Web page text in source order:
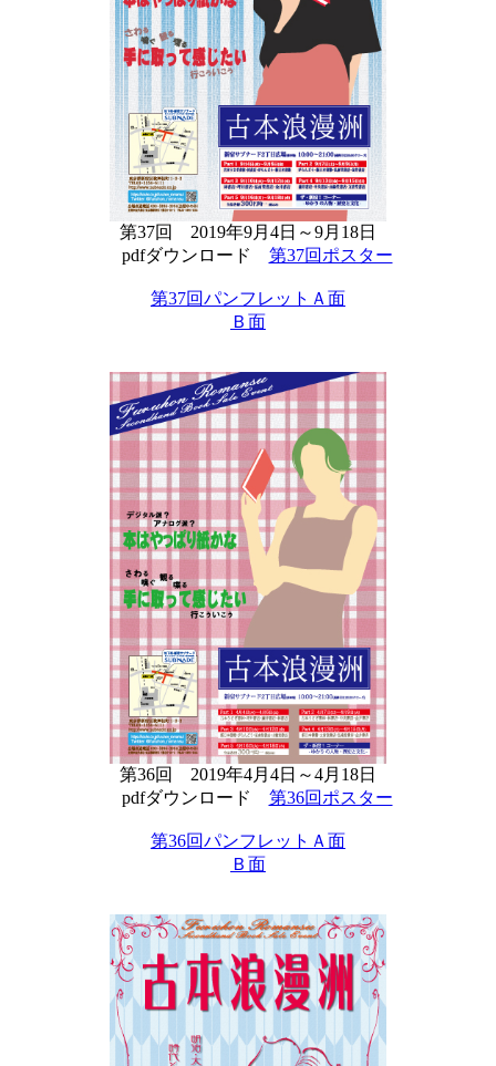
第37回 2019年9月4日～9月18日
pdfダウンロード 第37回ポスター
第37回パンフレットＡ面
Ｂ面
第36回 2019年4月4日～4月18日
pdfダウンロード 第36回ポスター
第36回パンフレットＡ面
Ｂ面